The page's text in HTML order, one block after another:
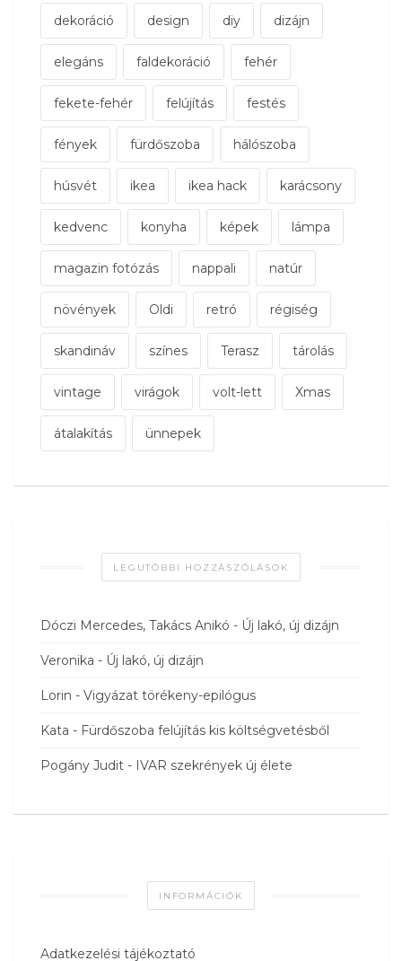
dekoráció design diy dizájn
elegáns faldekoráció fehér
fekete-fehér felújítás festés
fények fürdőszoba hálószoba
húsvét ikea ikea hack karácsony
kedvenc konyha képek lámpa
magazin fotózás nappali natúr
növények Oldi retró régiség
skandináv színes Terasz tárolás
vintage virágok volt-lett Xmas
átalakítás ünnepek
LEGUTÓBBI HOZZÁSZÓLÁSOK
Dóczi Mercedes, Takács Anikó - Új lakó, új dizájn
Veronika - Új lakó, új dizájn
Lorin - Vigyázat törékeny-epilógus
Kata - Fürdőszoba felújítás kis költségvetésből
Pogány Judit - IVAR szekrények új élete
INFORMÁCIÓK
Adatkezelési tájékoztató